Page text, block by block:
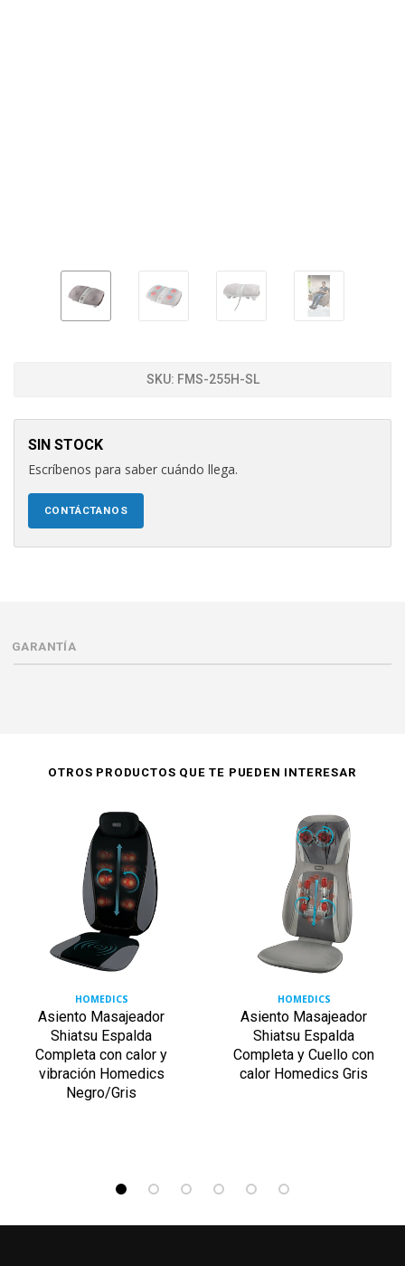
SKU: FMS-255H-SL
SIN STOCK
Escríbenos para saber cuándo llega.
CONTÁCTANOS
GARANTÍA
OTROS PRODUCTOS QUE TE PUEDEN INTERESAR
HOMEDICS
Asiento Masajeador
Shiatsu Espalda
Completa con calor y
vibración Homedics
Negro/Gris
HOMEDICS
Asiento Masajeador
Shiatsu Espalda
Completa y Cuello con
calor Homedics Gris